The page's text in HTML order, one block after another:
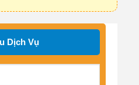
Dịch Vụ